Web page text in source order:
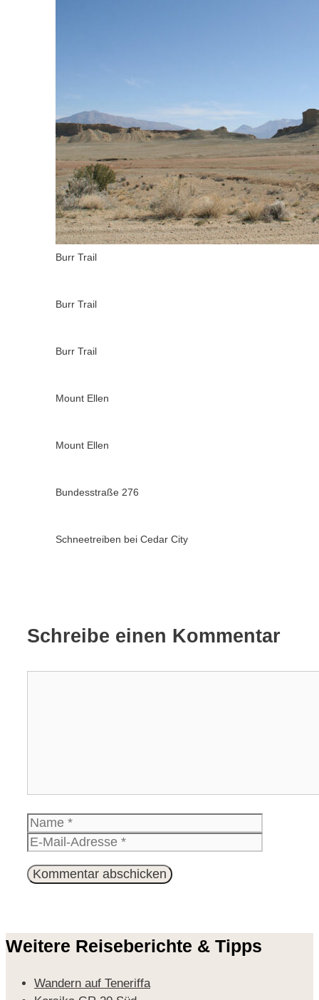
Burr Trail
Burr Trail
Burr Trail
Mount Ellen
Mount Ellen
Bundesstraße 276
Schneetreiben bei Cedar City
Schreibe einen Kommentar
Name
Weitere Reiseberichte & Tipps
Wandern auf Teneriffa